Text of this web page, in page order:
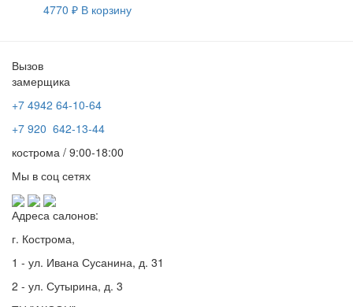
4770 ₽ В корзину
Вызов
замерщика
+7 4942 64-10-64
+7 920 642-13-44
кострома / 9:00-18:00
Мы в соц сетях
Адреса салонов:
г. Кострома,
1 - ул. Ивана Сусанина, д. 31
2 - ул. Сутырина, д. 3